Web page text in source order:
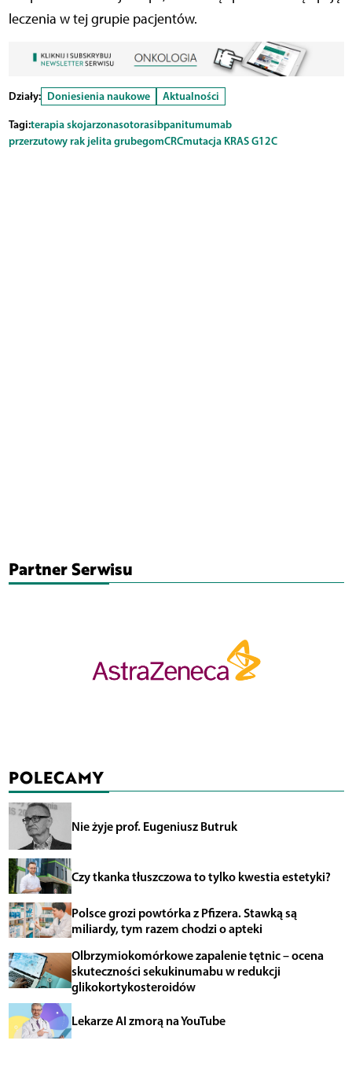
leczenia w tej grupie pacjentów.
Działy: Doniesienia naukowe
Aktualności
Tagi:terapia skojarzonasotorasibpanitumumab
przerzutowy rak jelita grubegomCRCmutacja KRAS G12C
Partner Serwisu
POLECAMY
Nie żyje prof. Eugeniusz Butruk
Czy tkanka tłuszczowa to tylko kwestia estetyki?
Polsce grozi powtórka z Pfizera. Stawką są
miliardy, tym razem chodzi o apteki
Olbrzymiokomórkowe zapalenie tętnic – ocena
skuteczności sekukinumabu w redukcji
glikokortykosteroidów
Lekarze AI zmorą na YouTube